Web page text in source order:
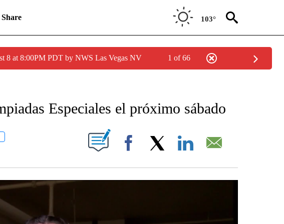
Share 103°
8 at 8:00PM PDT by NWS Las Vegas NV 1 of 66
ABOUT NEW PAGES ON "NEWS".
Especiales el próximo sábado
"" TO RECEIVE NOTIFICATIONS ABOUT NEW PAGES ON "".
Facebook